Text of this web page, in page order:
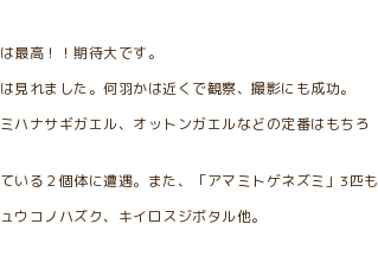
最高！！期待大です。
れました。何羽かは近くで観察、撮影にも成功。
ハナサギガエル、オットンガエルなどの定番はもちろ
いる２個体に遭遇。また、「アマミトゲネズミ」3匹も
ウコノハズク、キイロスジボタル他。